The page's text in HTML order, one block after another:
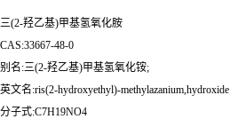
三(2-羟乙基)甲基氢氧化胺
CAS:33667-48-0
别名:三(2-羟乙基)甲基氢氧化铵;
英文名:ris(2-hydroxyethyl)-methylazanium,hydroxide
分子式:C7H19NO4